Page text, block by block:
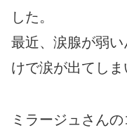
した。
最近、涙腺が弱
けで涙が出てしま
ミラージュさん